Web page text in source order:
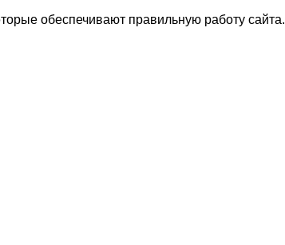
обеспечивают правильную работу сайта.